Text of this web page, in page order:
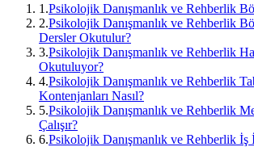
1 .Psikolojik Danışmanlık ve Rehberlik
2.Psikolojik Danışmanlık ve Rehberlik
Dersler Okutulur?
3.Psikolojik Danışmanlık ve Rehberlik
Okutuluyor?
4.Psikolojik Danışmanlık ve Rehberlik
Kontenjanları Nasıl?
5.Psikolojik Danışmanlık ve Rehberlik
Çalışır?
6.Psikolojik Danışmanlık ve Rehberlik İş